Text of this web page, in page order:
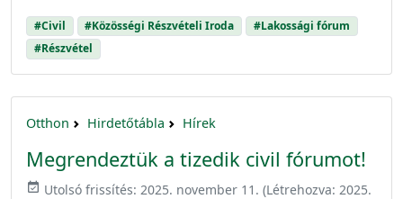
#Civil #Közösségi Részvételi Iroda
#Lakossági fórum
#Részvétel
Otthon Hirdetőtábla Hírek
Megrendeztük a tizedik civil fórumot!
event_available Utolsó frissítés: 2025. november 11. (Létrehozva: 2025.